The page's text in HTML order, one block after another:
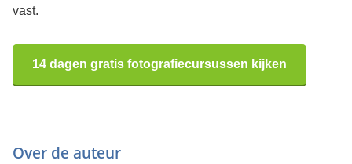
vast.
14 dagen gratis fotografiecursussen kijken
Over de auteur